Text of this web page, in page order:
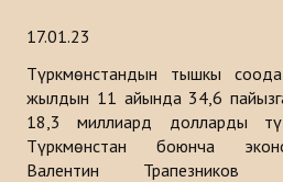
17.01.23
Түркмөнстандын тышкы
жылдын 11 айында 34,6
18,3 миллиард долларды
Түркмөнстан боюнча
Валентин